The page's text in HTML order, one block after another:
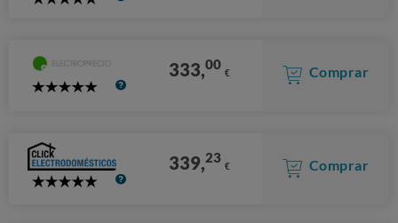
5
333,00 € Comprar
5
339,23 € Comprar